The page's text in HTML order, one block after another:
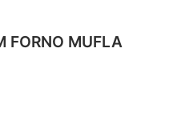
FORNO MUFLA